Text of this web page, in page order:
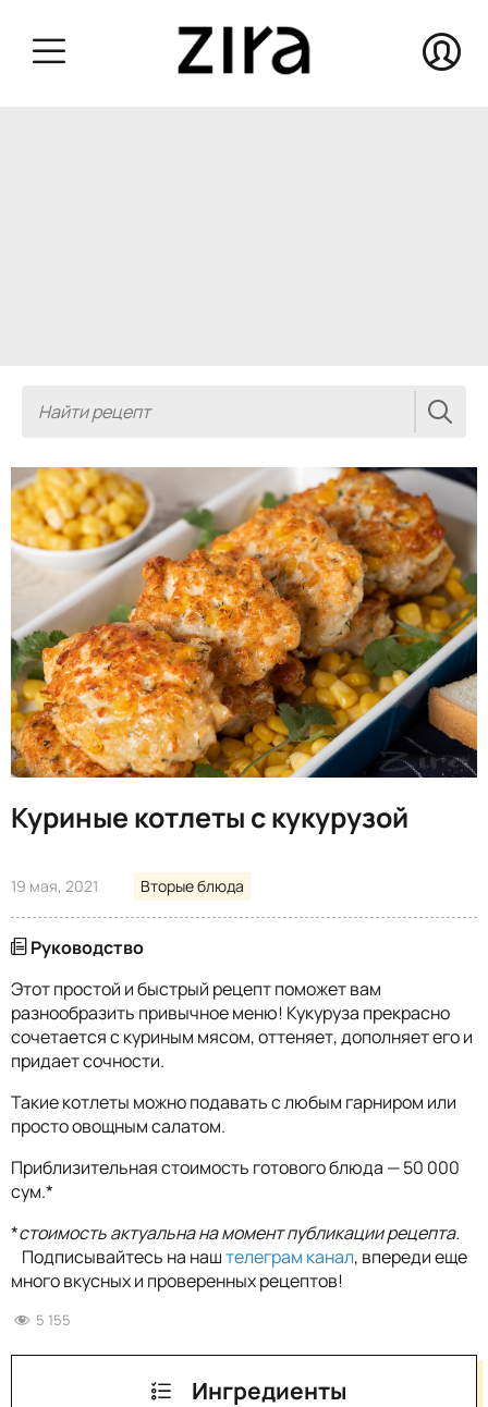
Куриные котлеты с кукурузой
19 мая, 2021 Вторые блюда
Руководство
Этот простой и быстрый рецепт поможет вам
разнообразить привычное меню! Кукуруза прекрасно
сочетается с куриным мясом, оттеняет, дополняет его и
придает сочности.
Такие котлеты можно подавать с любым гарниром или
просто овощным салатом.
Приблизительная стоимость готового блюда — 50 000
сум.*
*стоимость актуальна на момент публикации рецепта.
Подписывайтесь на наштелеграм канал, впереди еще
много вкусных и проверенных рецептов!
5 155
Ингредиенты